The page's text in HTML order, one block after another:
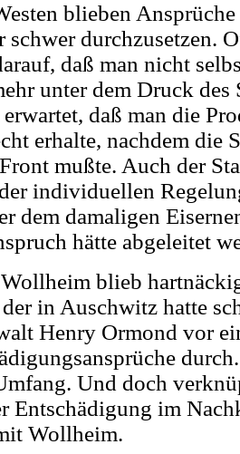
blieben
schwer durchzusetzen.
daß man nicht
unter dem Druck des
erwartet, daß man die
erhalte, nachdem die
mußte. Auch der
individuellen
dem damaligen
hätte abgeleitet
blieb
in Auschwitz hatte
Henry Ormond vor
Und doch
Entschädigung im
Wollheim.